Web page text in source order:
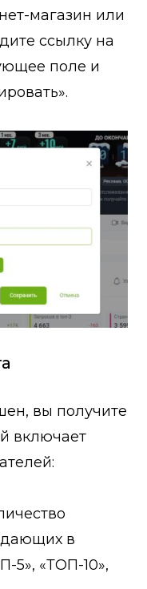
магазин или
ссылку на
поле и
вы получите
включает
в
5», «ТОП-10»,